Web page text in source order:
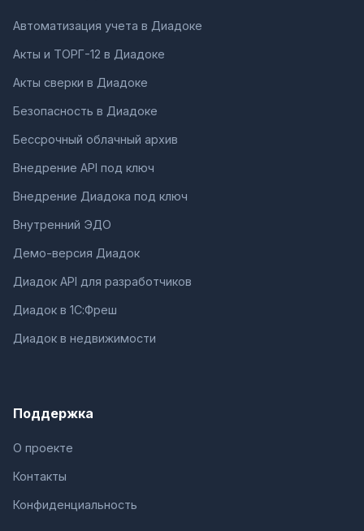
Автоматизация учета в Диадоке
Акты и ТОРГ-12 в Диадоке
Акты сверки в Диадоке
Безопасность в Диадоке
Бессрочный облачный архив
Внедрение API под ключ
Внедрение Диадока под ключ
Внутренний ЭДО
Демо-версия Диадок
Диадок API для разработчиков
Диадок в 1С:Фреш
Диадок в недвижимости
Поддержка
О проекте
Контакты
Конфиденциальность